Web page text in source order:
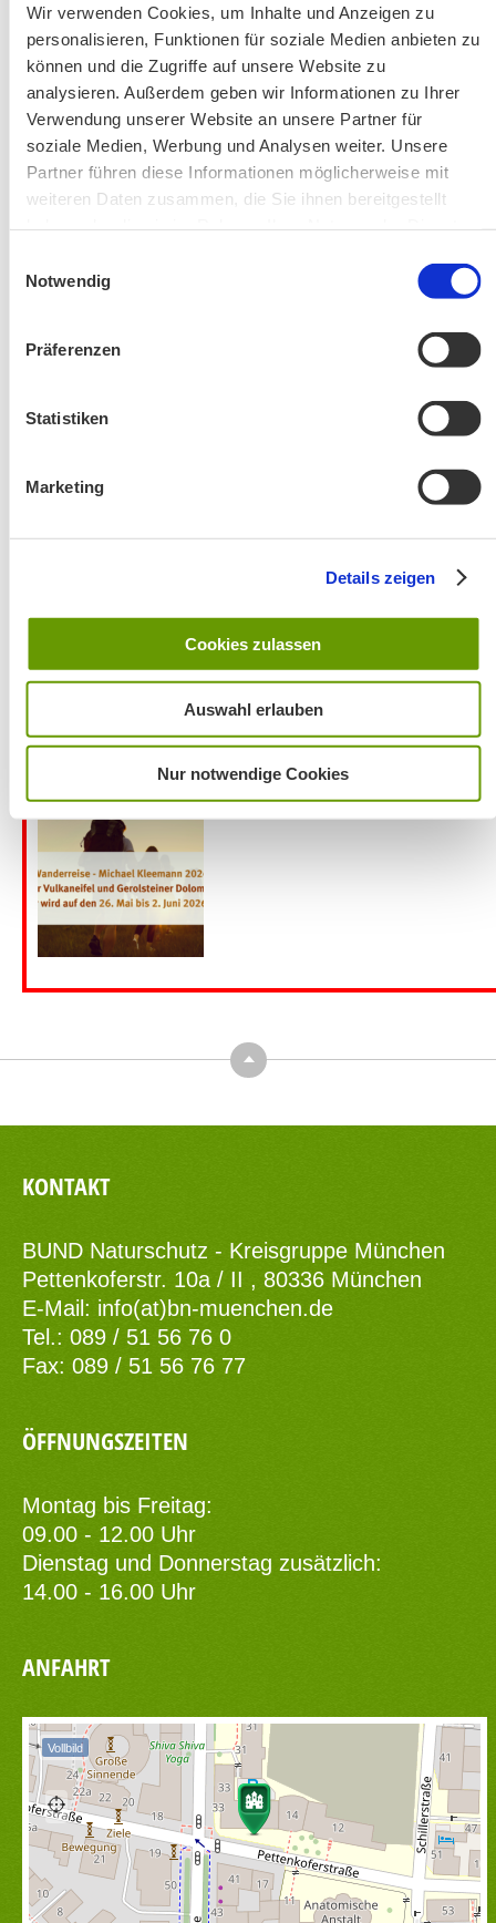
Wir verwenden Cookies, um Inhalte und Anzeigen zu
personalisieren, Funktionen für soziale Medien anbieten zu
können und die Zugriffe auf unsere Website zu
analysieren. Außerdem geben wir Informationen zu Ihrer
Verwendung unserer Website an unsere Partner für
soziale Medien, Werbung und Analysen weiter. Unsere
Partner führen diese Informationen möglicherweise mit
weiteren Daten zusammen, die Sie ihnen bereitgestellt
Notwendig
Präferenzen
Statistiken
Marketing
Details zeigen
Cookies zulassen
Auswahl erlauben
Nur notwendige Cookies
Aktuelle Änderungen bei unseren Exkursionen
Änderung! Aschauer Runde: Bankerlweg – Bärnsee –
Café Pauli / Das Bergpanorama rund um Aschau
Aktuelles zu den Wanderreisen von Michael Kleemann
Top
KONTAKT
BUND Naturschutz - Kreisgruppe München
Pettenkoferstr. 10a / II , 80336 München
E-Mail: info(at)bn-muenchen.de
Tel.: 089 / 51 56 76 0
Fax: 089 / 51 56 76 77
ÖFFNUNGSZEITEN
Montag bis Freitag:
09.00 - 12.00 Uhr
Dienstag und Donnerstag zusätzlich:
14.00 - 16.00 Uhr
ANFAHRT
Vollbild